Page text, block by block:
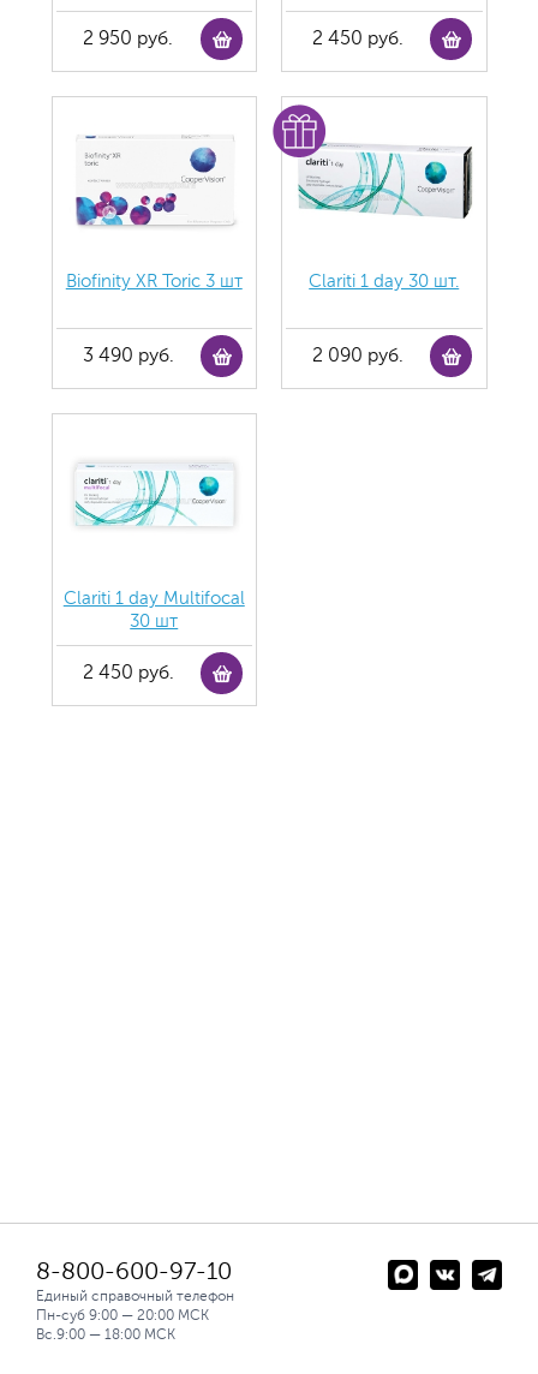
2 950 руб. 2 450 руб.
Biofinity XR Toric 3 шт
3 490 руб.
Clariti 1 day 30 шт.
2 090 руб.
Clariti 1 day Multifocal
30 шт
2 450 руб.
8-800-600-97-10
Единый справочный телефон
Пн-суб 9:00 — 20:00 МСК
Вс.9:00 — 18:00 МСК